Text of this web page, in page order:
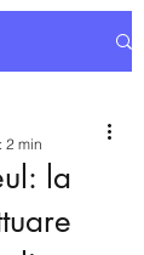
la
2 min